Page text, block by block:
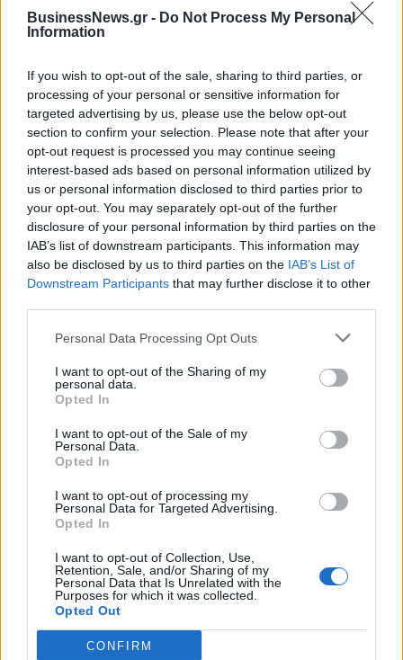
BusinessNews.gr - Do Not Process My Personal
Information
If you wish to opt-out of the sale, sharing to third parties, or
processing of your personal or sensitive information for
targeted advertising by us, please use the below opt-out
section to confirm your selection. Please note that after your
opt-out request is processed you may continue seeing
interest-based ads based on personal information utilized by
us or personal information disclosed to third parties prior to
your opt-out. You may separately opt-out of the further
disclosure of your personal information by third parties on the
IAB’s list of downstream participants. This information may
also be disclosed by us to third parties on the IAB’s List of
Downstream Participants that may further disclose it to other
Personal Data Processing Opt Outs
I want to opt-out of the Sharing of my
personal data.
Opted In
I want to opt-out of the Sale of my
Personal Data.
Opted In
I want to opt-out of processing my
Personal Data for Targeted Advertising.
Opted In
I want to opt-out of Collection, Use,
Retention, Sale, and/or Sharing of my
Personal Data that Is Unrelated with the
Purposes for which it was collected.
Opted Out
CONFIRM
Viohalco: Αυξημένος κατά 14%
δισ. ευρώ – Στα 446 εκατ. ευρώ
τα EBITDA
TV: Η σκακιέρα της νέας σεζόν
IAB Hellas: Νέα Διοικούσα Επιτροπή και νέο Διοικητικό Συμβούλιο -
Πρόεδρος ο Γαληνός Γιαγλής
Νέο Audi A2 e-tron με στόχο
αποδοτικότητας
Η Chery επενδύει 75 εκατ.
δολάρια στην KG Mobility
Το FIAT 500 Hybrid τώρα από 18.990 ευρώ
Εθνική Νεανίδων: Στις 21:00
της Παρασκευής ο
προημιτελικός με τη Λιθουανία
Ντίλον Μπρουκς έως το 2030
Evergood: Άγγιξε τα 300 εκατ. ο τζίρος- Στα 10 εκατ. ευρώ το τίμημα
για το 60% του Jackaroo
Όμιλος AKTOR: Εξαγοράζει το
75% των ΗΛΕΚΤΩΡ και THALIS –
Στρατηγική συνεργασία με τη